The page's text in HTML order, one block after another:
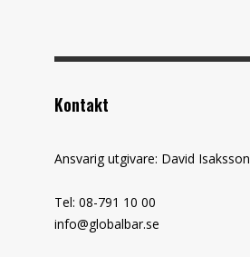
Kontakt
Ansvarig utgivare: David Isaksson
Tel: 08-791 10 00
info@globalbar.se